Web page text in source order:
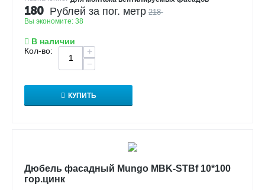
180 Рублей за пог. метр 218
Вы экономите: 38
В наличии
Кол-во:
+
−
КУПИТЬ
Дюбель фасадный Mungo MBK-STBf 10*100
гор.цинк